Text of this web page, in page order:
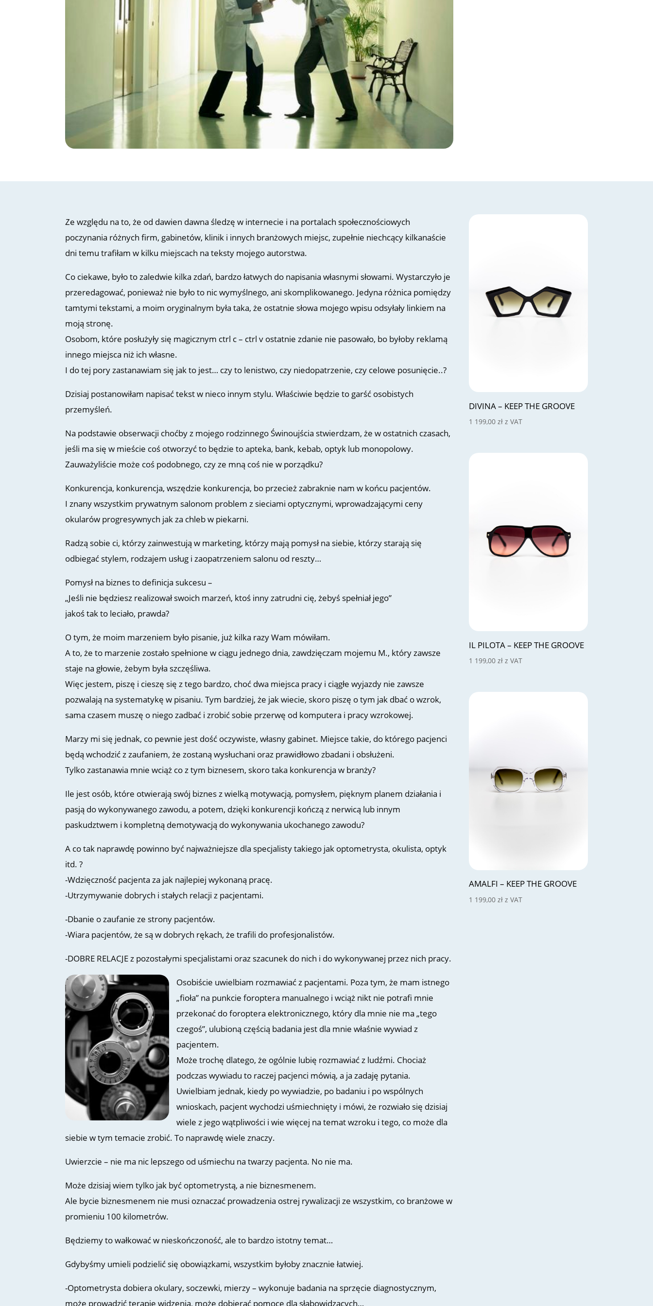
Ze względu na to, że od dawien dawna śledzę w internecie i na portalach społecznościowych
poczynania różnych firm, gabinetów, klinik i innych branżowych miejsc, zupełnie niechcący kilkanaście
dni temu trafiłam w kilku miejscach na teksty mojego autorstwa.
Co ciekawe, było to zaledwie kilka zdań, bardzo łatwych do napisania własnymi słowami. Wystarczyło je
przeredagować, ponieważ nie było to nic wymyślnego, ani skomplikowanego. Jedyna różnica pomiędzy
tamtymi tekstami, a moim oryginalnym była taka, że ostatnie słowa mojego wpisu odsyłały linkiem na
moją stronę.
Osobom, które posłużyły się magicznym ctrl c – ctrl v ostatnie zdanie nie pasowało, bo byłoby reklamą
innego miejsca niż ich własne.
I do tej pory zastanawiam się jak to jest… czy to lenistwo, czy niedopatrzenie, czy celowe posunięcie..?
Dzisiaj postanowiłam napisać tekst w nieco innym stylu. Właściwie będzie to garść osobistych
przemyśleń.
Na podstawie obserwacji choćby z mojego rodzinnego Świnoujścia stwierdzam, że w ostatnich czasach,
jeśli ma się w mieście coś otworzyć to będzie to apteka, bank, kebab, optyk lub monopolowy.
Zauważyliście może coś podobnego, czy ze mną coś nie w porządku?
Konkurencja, konkurencja, wszędzie konkurencja, bo przecież zabraknie nam w końcu pacjentów.
I znany wszystkim prywatnym salonom problem z sieciami optycznymi, wprowadzającymi ceny
okularów progresywnych jak za chleb w piekarni.
Radzą sobie ci, którzy zainwestują w marketing, którzy mają pomysł na siebie, którzy starają się
odbiegać stylem, rodzajem usług i zaopatrzeniem salonu od reszty…
Pomysł na biznes to definicja sukcesu –
„Jeśli nie będziesz realizował swoich marzeń, ktoś inny zatrudni cię, żebyś spełniał jego”
jakoś tak to leciało, prawda?
O tym, że moim marzeniem było pisanie, już kilka razy Wam mówiłam.
A to, że to marzenie zostało spełnione w ciągu jednego dnia, zawdzięczam mojemu M., który zawsze
staje na głowie, żebym była szczęśliwa.
Więc jestem, piszę i cieszę się z tego bardzo, choć dwa miejsca pracy i ciągłe wyjazdy nie zawsze
pozwalają na systematykę w pisaniu. Tym bardziej, że jak wiecie, skoro piszę o tym jak dbać o wzrok,
sama czasem muszę o niego zadbać i zrobić sobie przerwę od komputera i pracy wzrokowej.
Marzy mi się jednak, co pewnie jest dość oczywiste, własny gabinet. Miejsce takie, do którego pacjenci
będą wchodzić z zaufaniem, że zostaną wysłuchani oraz prawidłowo zbadani i obsłużeni.
Tylko zastanawia mnie wciąż co z tym biznesem, skoro taka konkurencja w branży?
Ile jest osób, które otwierają swój biznes z wielką motywacją, pomysłem, pięknym planem działania i
pasją do wykonywanego zawodu, a potem, dzięki konkurencji kończą z nerwicą lub innym
paskudztwem i kompletną demotywacją do wykonywania ukochanego zawodu?
A co tak naprawdę powinno być najważniejsze dla specjalisty takiego jak optometrysta, okulista, optyk
itd. ?
-Wdzięczność pacjenta za jak najlepiej wykonaną pracę.
-Utrzymywanie dobrych i stałych relacji z pacjentami.
-Dbanie o zaufanie ze strony pacjentów.
-Wiara pacjentów, że są w dobrych rękach, że trafili do profesjonalistów.
-DOBRE RELACJE z pozostałymi specjalistami oraz szacunek do nich i do wykonywanej przez nich pracy.
Osobiście uwielbiam rozmawiać z pacjentami. Poza tym, że mam istnego
„fioła” na punkcie foroptera manualnego i wciąż nikt nie potrafi mnie
przekonać do foroptera elektronicznego, który dla mnie nie ma „tego
czegoś”, ulubioną częścią badania jest dla mnie właśnie wywiad z
pacjentem.
Może trochę dlatego, że ogólnie lubię rozmawiać z ludźmi. Chociaż
podczas wywiadu to raczej pacjenci mówią, a ja zadaję pytania.
Uwielbiam jednak, kiedy po wywiadzie, po badaniu i po wspólnych
wnioskach, pacjent wychodzi uśmiechnięty i mówi, że rozwiało się dzisiaj
wiele z jego wątpliwości i wie więcej na temat wzroku i tego, co może dla
siebie w tym temacie zrobić. To naprawdę wiele znaczy.
Uwierzcie – nie ma nic lepszego od uśmiechu na twarzy pacjenta. No nie ma.
Może dzisiaj wiem tylko jak być optometrystą, a nie biznesmenem.
Ale bycie biznesmenem nie musi oznaczać prowadzenia ostrej rywalizacji ze wszystkim, co branżowe w
promieniu 100 kilometrów.
Będziemy to wałkować w nieskończoność, ale to bardzo istotny temat…
Gdybyśmy umieli podzielić się obowiązkami, wszystkim byłoby znacznie łatwiej.
-Optometrysta dobiera okulary, soczewki, mierzy – wykonuje badania na sprzęcie diagnostycznym,
może prowadzić terapię widzenia, może dobierać pomoce dla słabowidzących…
DIVINA – KEEP THE GROOVE
1 199,00 zł z VAT
IL PILOTA – KEEP THE GROOVE
1 199,00 zł z VAT
AMALFI – KEEP THE GROOVE
1 199,00 zł z VAT